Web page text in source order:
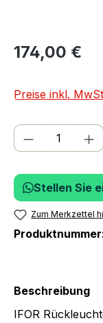
174,00 €
Preise inkl.
Produkt
Stellen Sie
Zum Merkzettel
Beschreibung
IFOR